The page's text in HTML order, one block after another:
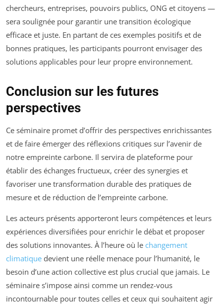
chercheurs, entreprises, pouvoirs publics, ONG et citoyens —
sera soulignée pour garantir une transition écologique
efficace et juste. En partant de ces exemples positifs et de
bonnes pratiques, les participants pourront envisager des
solutions applicables pour leur propre environnement.
Conclusion sur les futures
perspectives
Ce séminaire promet d’offrir des perspectives enrichissantes
et de faire émerger des réflexions critiques sur l’avenir de
notre empreinte carbone. Il servira de plateforme pour
établir des échanges fructueux, créer des synergies et
favoriser une transformation durable des pratiques de
mesure et de réduction de l’empreinte carbone.
Les acteurs présents apporteront leurs compétences et leurs
expériences diversifiées pour enrichir le débat et proposer
des solutions innovantes. À l’heure où le changement
climatique devient une réelle menace pour l’humanité, le
besoin d’une action collective est plus crucial que jamais. Le
séminaire s’impose ainsi comme un rendez-vous
incontournable pour toutes celles et ceux qui souhaitent agir